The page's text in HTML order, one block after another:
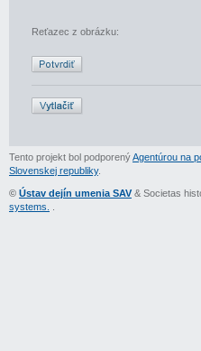
Reťazec z obrázku:
Tento projekt bol podporenýAgentúrou na
Slovenskej republiky.
© Ústav dejín umenia SAV & Societas
systems.